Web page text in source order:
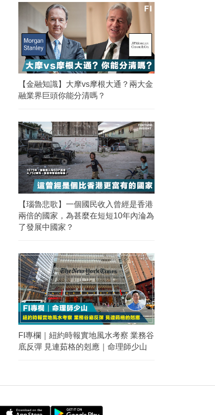
【金融知識】大摩vs摩根大通？兩大金
融業界巨頭你能分清嗎？
【瑙魯悲歌】一個國民收入曾經是香港
兩倍的國家，為甚麼在短短10年內淪為
了發展中國家？
FI專欄｜紐約時報實地風水考察 業務谷
底反彈 見連茹格的剋應｜命理師少山